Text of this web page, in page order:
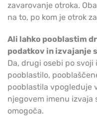
zavarovanje otroka.
na to, po kom je otrok
Ali lahko pooblastim
podatkov in izvajanje
Da, drugi osebi po svoji
pooblastilo,
pooblastila vpogleduje
njegovem imenu izvaja
omogoča.